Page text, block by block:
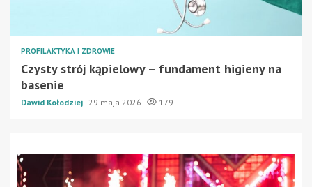
PROFILAKTYKA I ZDROWIE
Czysty strój kąpielowy – fundament higieny na
basenie
Dawid Kołodziej 29 maja 2026 179